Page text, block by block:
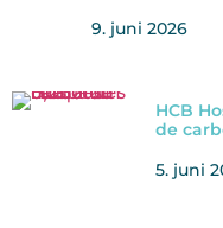
9. juni 2026
HCB
de
5. juni